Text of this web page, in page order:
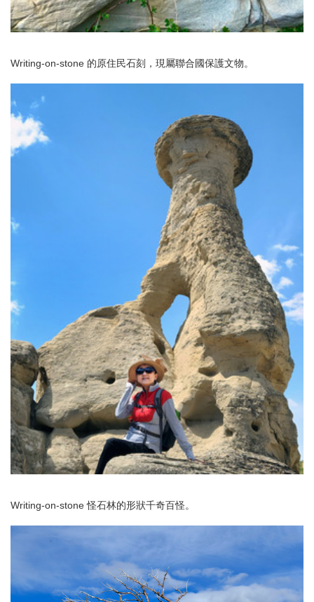
Writing-on-stone 的原住民石刻，現屬聯合國保護文物。
Writing-on-stone 怪石林的形狀千奇百怪。